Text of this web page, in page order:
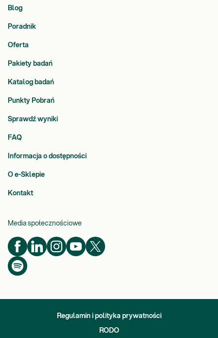
Blog
Poradnik
Oferta
Pakiety badań
Katalog badań
Punkty Pobrań
Sprawdź wyniki
FAQ
Informacja o dostępności
O e-Sklepie
Kontakt
Media społecznościowe
Regulamin i polityka prywatności
RODO